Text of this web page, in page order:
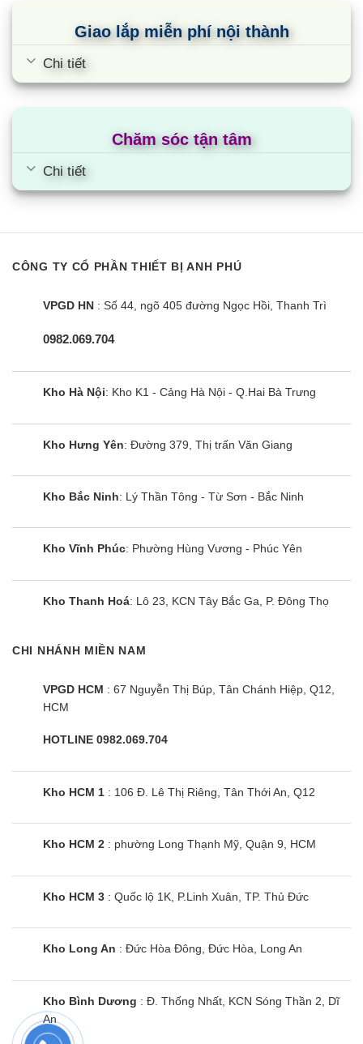
Giao lắp miễn phí nội thành
Chi tiết
Chăm sóc tận tâm
Chi tiết
CÔNG TY CỔ PHẦN THIẾT BỊ ANH PHÚ
VPGD HN : Số 44, ngõ 405 đường Ngọc Hồi, Thanh Trì
0982.069.704
Kho Hà Nội: Kho K1 - Cảng Hà Nội - Q.Hai Bà Trưng
Kho Hưng Yên: Đường 379, Thị trấn Văn Giang
Kho Bắc Ninh: Lý Thần Tông - Từ Sơn - Bắc Ninh
Kho Vĩnh Phúc: Phường Hùng Vương - Phúc Yên
Kho Thanh Hoá: Lô 23, KCN Tây Bắc Ga, P. Đông Thọ
CHI NHÁNH MIỀN NAM
VPGD HCM : 67 Nguyễn Thị Búp, Tân Chánh Hiệp, Q12,
HCM
HOTLINE 0982.069.704
Kho HCM 1 : 106 Đ. Lê Thị Riêng, Tân Thới An, Q12
Kho HCM 2 : phường Long Thạnh Mỹ, Quận 9, HCM
Kho HCM 3 : Quốc lộ 1K, P.Linh Xuân, TP. Thủ Đức
Kho Long An : Đức Hòa Đông, Đức Hòa, Long An
Kho Bình Dương : Đ. Thống Nhất, KCN Sóng Thần 2, Dĩ
An